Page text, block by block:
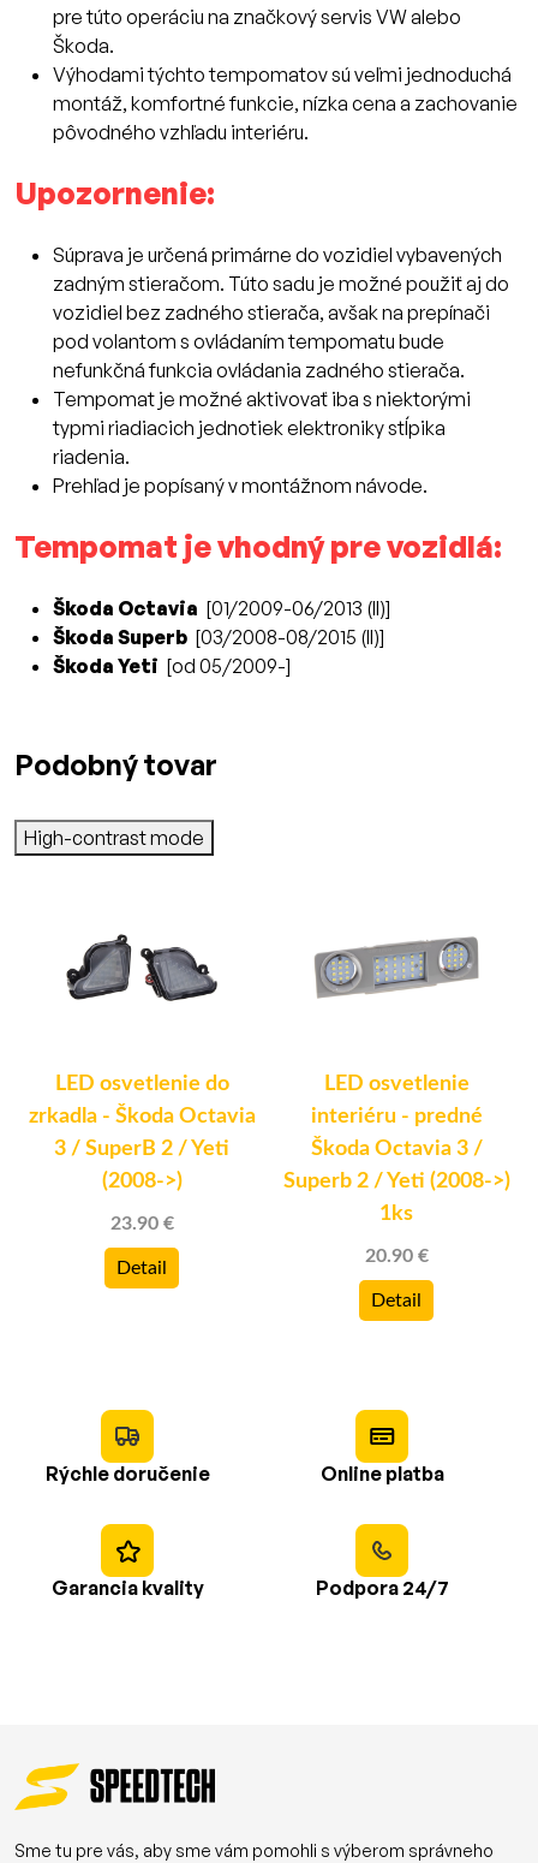
pre túto operáciu na značkový servis VW alebo
Škoda.
Výhodami týchto tempomatov sú veľmi jednoduchá
montáž, komfortné funkcie, nízka cena a zachovanie
pôvodného vzhľadu interiéru.
Upozornenie:
Súprava je určená primárne do vozidiel vybavených
zadným stieračom. Túto sadu je možné použiť aj do
vozidiel bez zadného stierača, avšak na prepínači
pod volantom s ovládaním tempomatu bude
nefunkčná funkcia ovládania zadného stierača.
Tempomat je možné aktivovať iba s niektorými
typmi riadiacich jednotiek elektroniky stĺpika
riadenia.
Prehľad je popísaný v montážnom návode.
Tempomat je vhodný pre vozidlá:
Škoda Octavia [01/2009-06/2013 (II)]
Škoda Superb [03/2008-08/2015 (II)]
Škoda Yeti [od 05/2009-]
Podobný tovar
High-contrast mode
LED osvetlenie do
zrkadla - Škoda Octavia
3 / SuperB 2 / Yeti
(2008->)
23.90 €
Detail
LED osvetlenie
interiéru - predné
Škoda Octavia 3 /
Superb 2 / Yeti (2008->)
1ks
20.90 €
Detail
Rýchle doručenie Online platba
Garancia kvality Podpora 24/7
Sme tu pre vás, aby sme vám pomohli s výberom správneho